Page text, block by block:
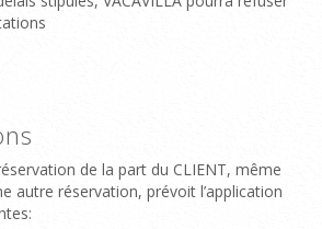
de la part du CLIENT, même
autre réservation, prévoit l’application